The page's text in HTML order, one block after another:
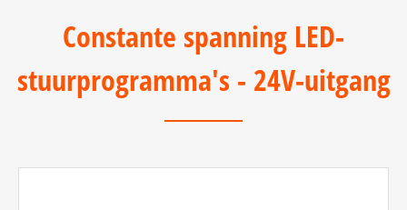
Constante spanning LED-
stuurprogramma's - 24V-uitgang